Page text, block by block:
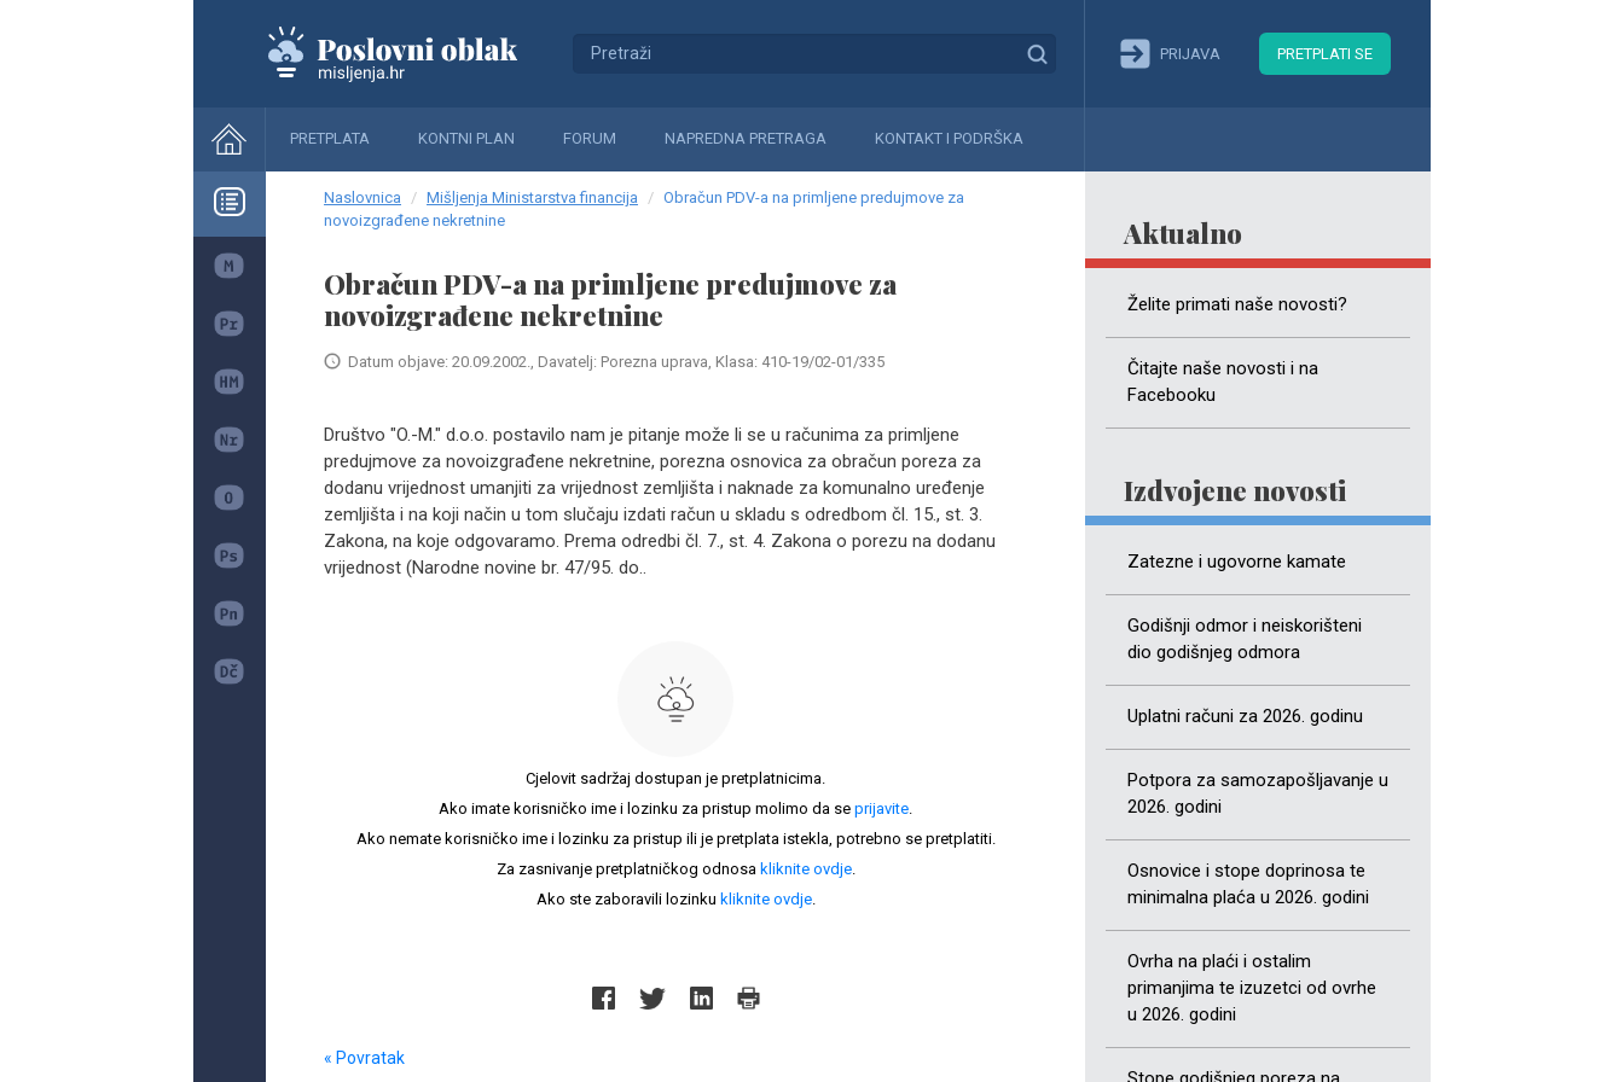
PRIJAVA PRETPLATI SE
PRETPLATA KONTNI PLAN FORUM NAPREDNA PRETRAGA KONTAKT I PODRŠKA
Aktualno
Želite primati naše novosti?
Čitajte naše novosti i na
Facebooku
Izdvojene novosti
Zatezne i ugovorne kamate
Godišnji odmor i neiskorišteni
dio godišnjeg odmora
Uplatni računi za 2026. godinu
Potpora za samozapošljavanje u
2026. godini
Osnovice i stope doprinosa te
minimalna plaća u 2026. godini
Ovrha na plaći i ostalim
primanjima te izuzetci od ovrhe
u 2026. godini
Naslovnica Mišljenja Ministarstva financija
Obračun PDV-a na primljene predujmove za
novoizgrađene nekretnine
Obračun PDV-a na primljene predujmove za
novoizgrađene nekretnine
Datum objave: 20.09.2002., Davatelj: Porezna uprava, Klasa: 410-19/02-01/335
Društvo "O.-M." d.o.o. postavilo nam je pitanje može li se u računima za primljene
predujmove za novoizgrađene nekretnine, porezna osnovica za obračun poreza za
dodanu vrijednost umanjiti za vrijednost zemljišta i naknade za komunalno uređenje
zemljišta i na koji način u tom slučaju izdati račun u skladu s odredbom čl. 15., st. 3.
Zakona, na koje odgovaramo. Prema odredbi čl. 7., st. 4. Zakona o porezu na dodanu
vrijednost (Narodne novine br. 47/95. do..
Cjelovit sadržaj dostupan je pretplatnicima.
Ako imate korisničko ime i lozinku za pristup molimo da se prijavite.
Ako nemate korisničko ime i lozinku za pristup ili je pretplata istekla, potrebno se pretplatiti.
Za zasnivanje pretplatničkog odnosa kliknite ovdje.
Ako ste zaboravili lozinku kliknite ovdje.
« Povratak